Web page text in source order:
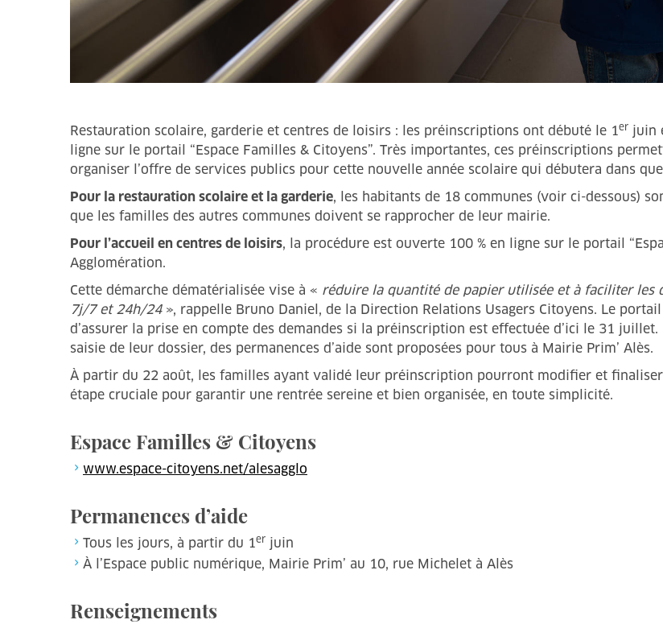
Restauration scolaire, garderie et centres de loisirs : les préinscriptions ont débuté le 1er juin
ligne sur le portail “Espace Familles & Citoyens”. Très importantes, ces préinscriptions
organiser l’offre de services publics pour cette nouvelle année scolaire qui débutera dans
Pour la restauration scolaire et la garderie, les habitants de 18 communes (voir ci-dessous)
que les familles des autres communes doivent se rapprocher de leur mairie.
Pour l’accueil en centres de loisirs, la procédure est ouverte 100 % en ligne sur le portail
Agglomération.
Cette démarche dématérialisée vise à « réduire la quantité de papier utilisée et à faciliter
7j/7 et 24h/24», rappelle Bruno Daniel, de la Direction Relations Usagers Citoyens. Le
d’assurer la prise en compte des demandes si la préinscription est effectuée d’ici le 31
saisie de leur dossier, des permanences d’aide sont proposées pour tous à Mairie Prim’ Alès.
À partir du 22 août, les familles ayant validé leur préinscription pourront modifier et
étape cruciale pour garantir une rentrée sereine et bien organisée, en toute simplicité.
Espace Familles & Citoyens
www.espace-citoyens.net/alesagglo
Permanences d’aide
Tous les jours, à partir du 1er juin
À l’Espace public numérique, Mairie Prim’ au 10, rue Michelet à Alès
Renseignements